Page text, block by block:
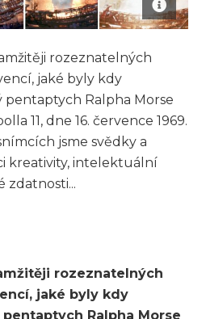
rozeznatelných
jaké byly kdy
pentaptych Ralpha Morse
11, dne 16. července 1969.
jsme svědky a
kreativity, intelektuální
zdatnosti...
rozeznatelných
jaké byly kdy
Ralpha Morse